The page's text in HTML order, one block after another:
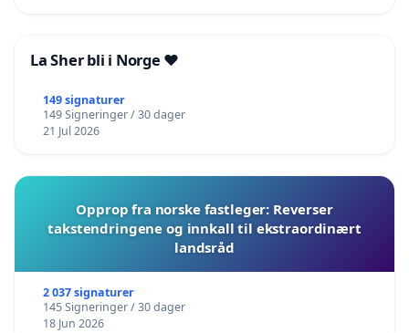
La Sher bli i Norge ❤️
149 signaturer
149 Signeringer / 30 dager
21 Jul 2026
Opprop fra norske fastleger: Reverser
takstendringene og innkall til ekstraordinært
landsråd
2 037 signaturer
145 Signeringer / 30 dager
18 Jun 2026